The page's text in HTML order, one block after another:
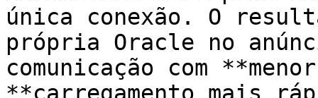
única conexão. O
própria Oracle no
comunicação com